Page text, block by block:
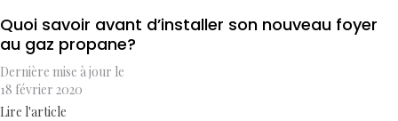
Quoi savoir avant d’installer son nouveau foyer
au gaz propane?
Dernière mise à jour le
18 février 2020
Lire l'article